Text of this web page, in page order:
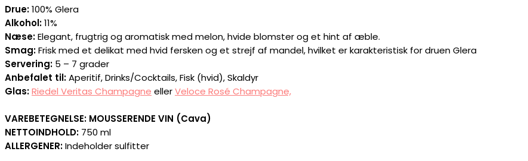
Drue:100% Glera
Alkohol:11%
Næse:Elegant, frugtrig og aromatisk med melon, hvide blomster og et hint af æble.
Smag:Frisk med et delikat med hvid fersken og et strejf af mandel, hvilket er karakteristisk for druen Glera
Servering: 5 – 7 grader
Anbefalet til:Aperitif, Drinks/Cocktails, Fisk (hvid), Skaldyr
Glas:Riedel Veritas Champagne ellerVeloce Rosé Champagne,
VAREBETEGNELSE: MOUSSERENDE VIN (Cava)
NETTOINDHOLD: 750 ml
ALLERGENER:Indeholder sulfitter